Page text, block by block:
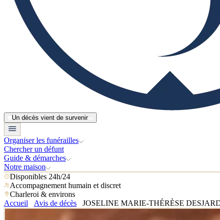
Un décès vient de survenir
Organiser les funérailles
Chercher un défunt
Guide & démarches
Notre maison
Disponibles 24h/24
Accompagnement humain et discret
Charleroi & environs
Accueil
Avis de décès JOSELINE MARIE-THÉRÈSE